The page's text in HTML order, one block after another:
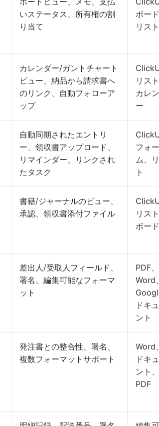
いステータス、所有権の割
り当て
ボード
リスト
カレンダー/ガントチャート
ビュー、納品から請求書へ
のリンク、自動フォローア
ップ
リスト
カレ
ー
自動同期されたエントリ
ー、領収書アップロード、
リマインダー、リンクされ
たタスク
フォー
ム、
ト
書籍/ジャーナルのビュー、
承認、領収書添付ファイル
リスト
ボード
差出人/受取人フィールド、
署名、編集可能なフォーマ
ット
PDF、
Word、
ドキ
ント
発注書との整合性、署名、
複数フォーマットサポート
Word、
ドキ
ント、
PDF